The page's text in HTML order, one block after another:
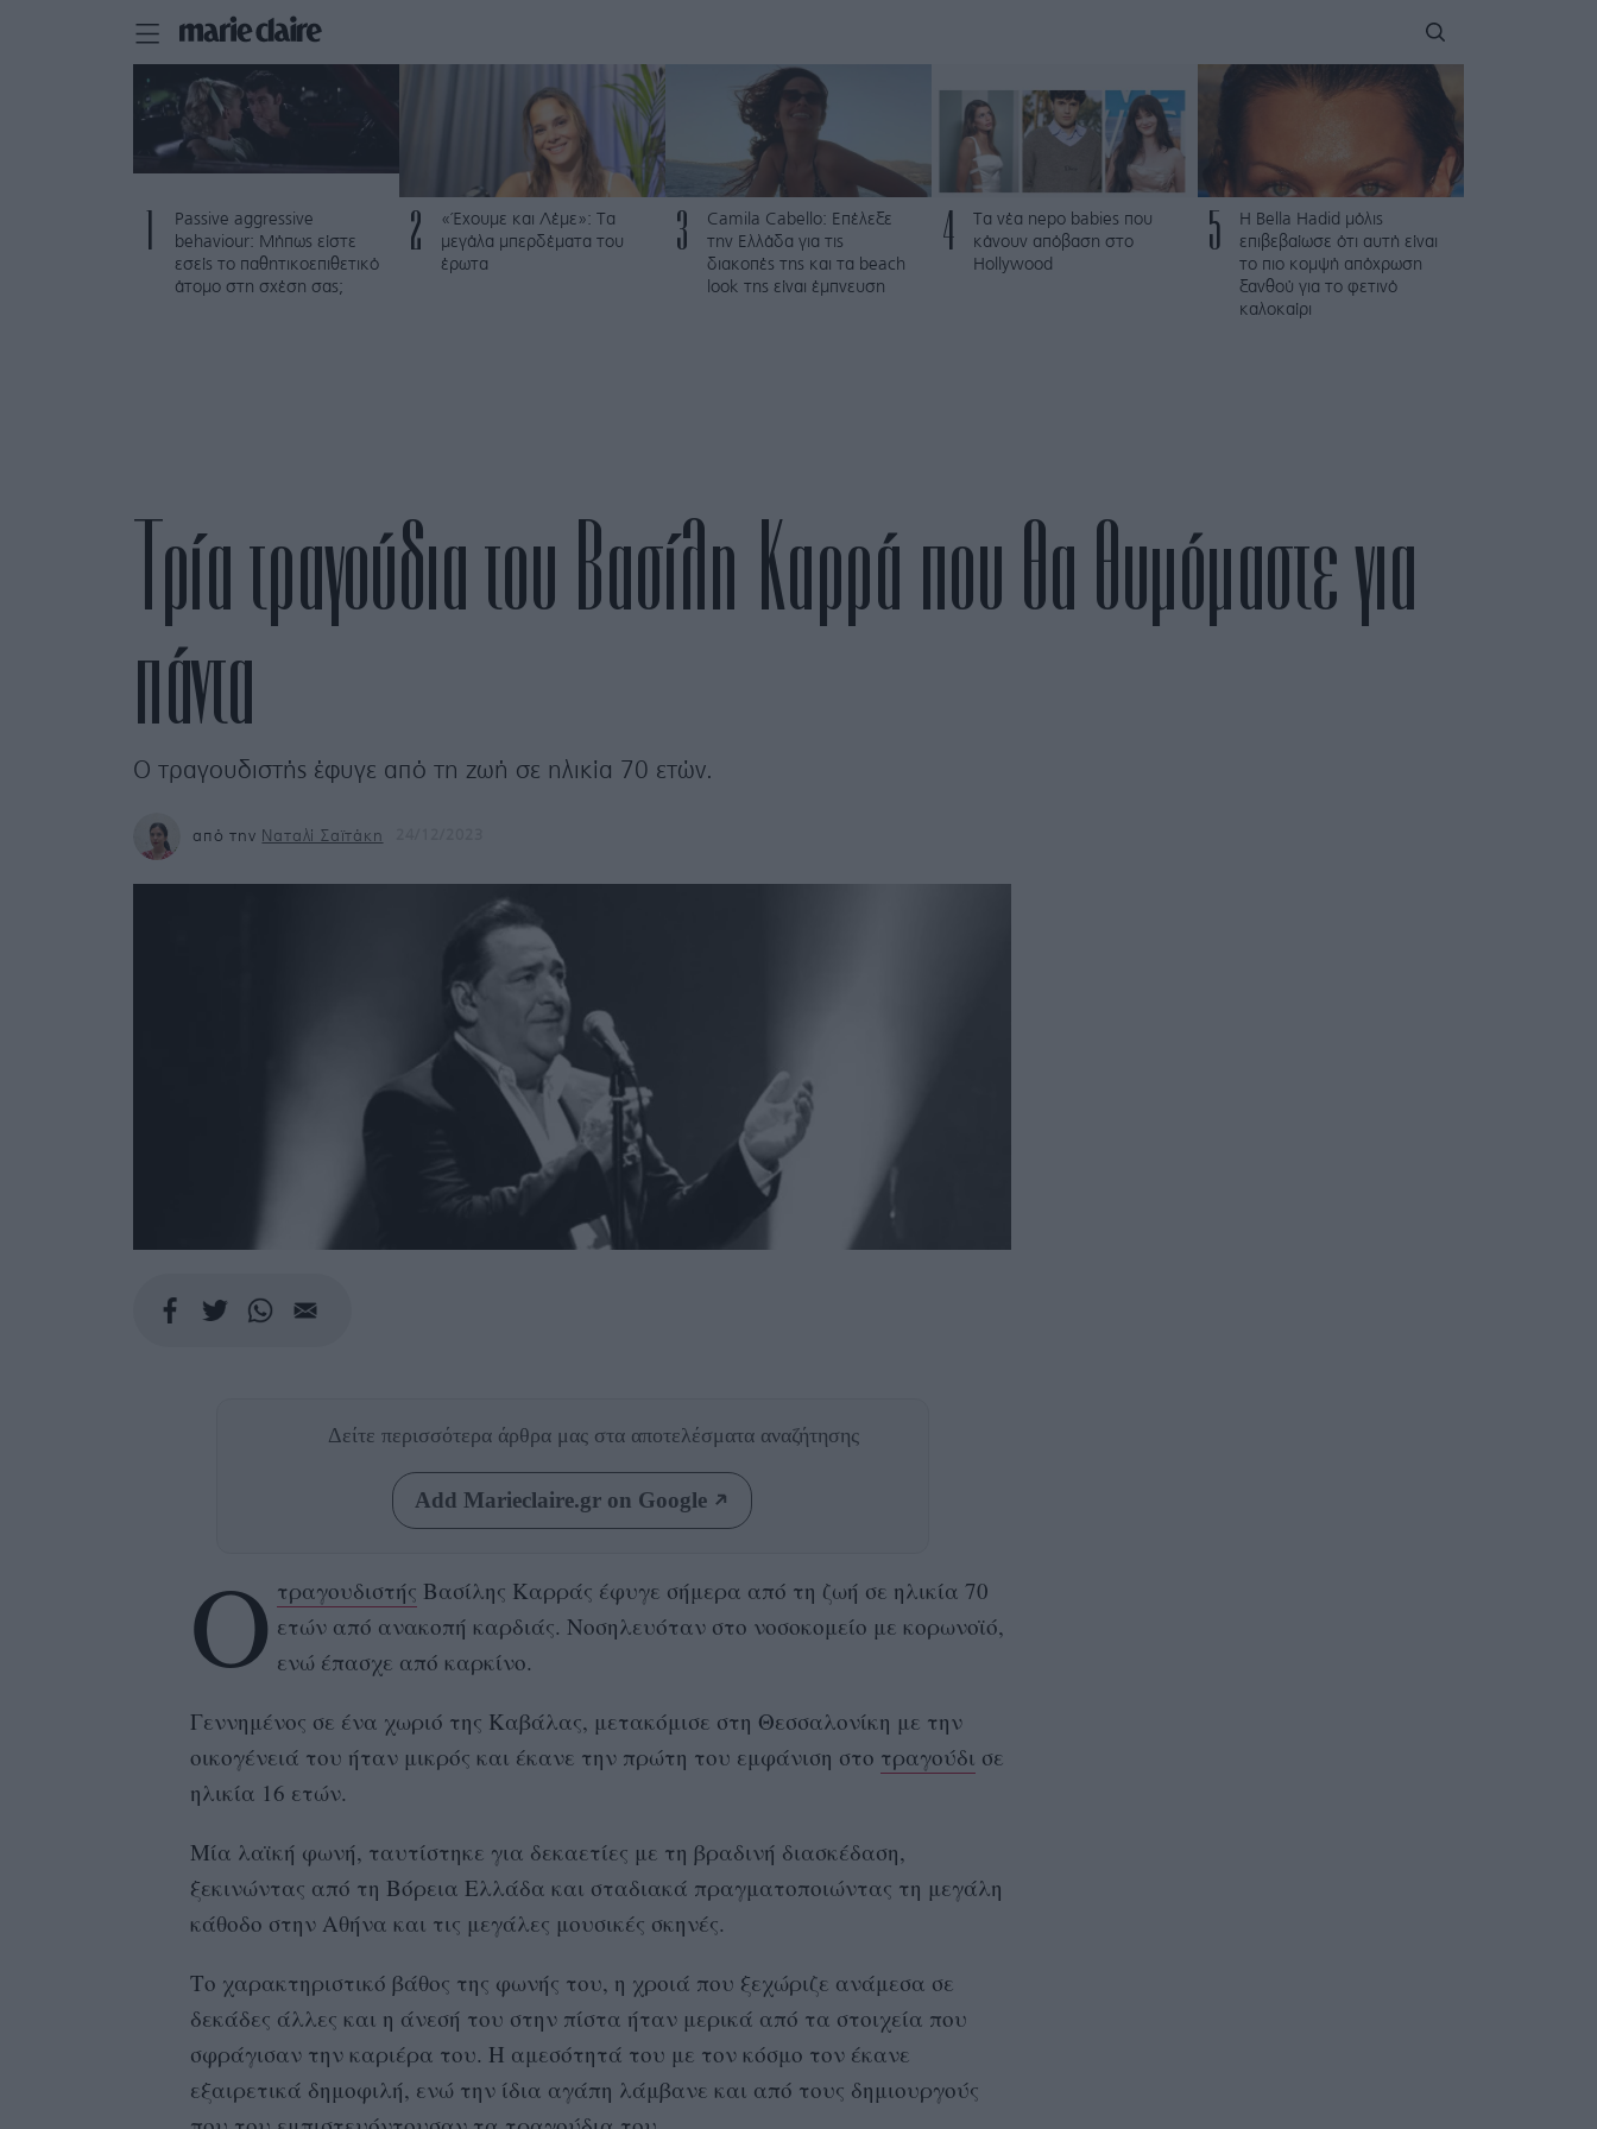
Passive aggressive
behaviour: Μήπως είστε
εσείς το παθητικοεπιθετικό
άτομο στη σχέση σας;
2
«Έχουμε και Λέμε»: Τα
μεγάλα μπερδέματα του
έρωτα
3
Camila Cabello: Επέλεξε
την Ελλάδα για τις
διακοπές της και τα beach
look της είναι έμπνευση
4
Τα νέα nepo babies που
κάνουν απόβαση στο
Hollywood
5
Η Bella Hadid μόλις
επιβεβαίωσε ότι αυτή είναι
το πιο κομψή απόχρωση
ξανθού για το φετινό
καλοκαίρι
Τρία τραγούδια του Βασίλη Καρρά που θα θυμόμαστε για
πάντα
Ο τραγουδιστής έφυγε από τη ζωή σε ηλικία 70 ετών.
από την Ναταλί Σαϊτάκη
Δείτε περισσότερα άρθρα μας στα αποτελέσματα αναζήτησης
Add Marieclaire.gr on Google
Ο τραγουδιστής Βασίλης Καρράς έφυγε σήμερα από τη ζωή σε ηλικία 70
ετών από ανακοπή καρδιάς. Νοσηλευόταν στο νοσοκομείο με κορωνοϊό,
ενώ έπασχε από καρκίνο.
Γεννημένος σε ένα χωριό της Καβάλας, μετακόμισε στη Θεσσαλονίκη με την
οικογένειά του ήταν μικρός και έκανε την πρώτη του εμφάνιση στο τραγούδι σε
ηλικία 16 ετών.
Μία λαϊκή φωνή, ταυτίστηκε για δεκαετίες με τη βραδινή διασκέδαση,
ξεκινώντας από τη Βόρεια Ελλάδα και σταδιακά πραγματοποιώντας τη μεγάλη
κάθοδο στην Αθήνα και τις μεγάλες μουσικές σκηνές.
Το χαρακτηριστικό βάθος της φωνής του, η χροιά που ξεχώριζε ανάμεσα σε
δεκάδες άλλες και η άνεσή του στην πίστα ήταν μερικά από τα στοιχεία που
σφράγισαν την καριέρα του. Η αμεσότητά του με τον κόσμο τον έκανε
εξαιρετικά δημοφιλή, ενώ την ίδια αγάπη λάμβανε και από τους δημιουργούς